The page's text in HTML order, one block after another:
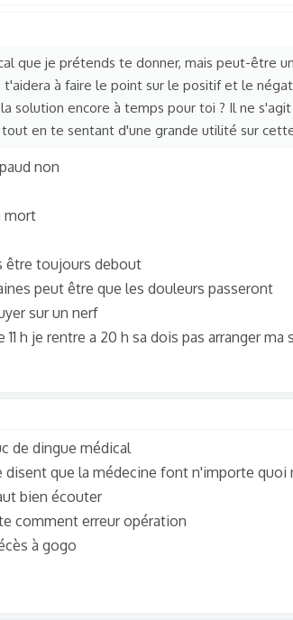
que je prétends te donner, mais peut-être
à faire le point sur le positif et le
solution encore à temps pour toi ? Il ne
en te sentant d'une grande utilité sur
non
mort
être toujours debout
peut être que les douleurs passeront
sur un nerf
h je rentre a 20 h sa dois pas arranger ma
de dingue médical
disent que la médecine font n'importe quoi
bien écouter
comment erreur opération
à gogo